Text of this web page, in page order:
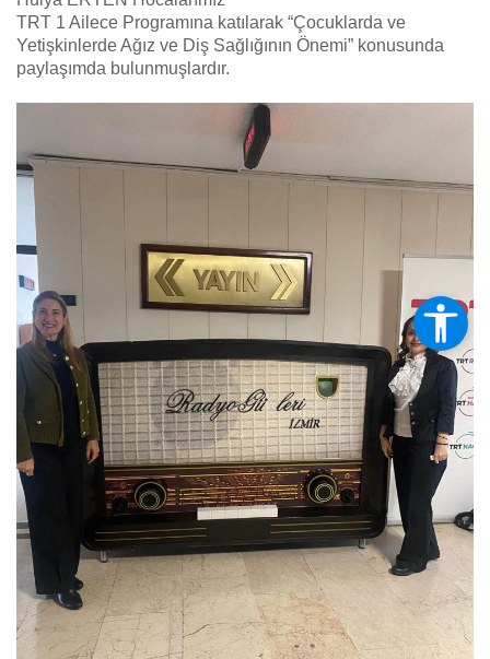
TRT 1 Ailece Programına katılarak “Çocuklarda ve
Yetişkinlerde Ağız ve Diş Sağlığının Önemi” konusunda
paylaşımda bulunmuşlardır.